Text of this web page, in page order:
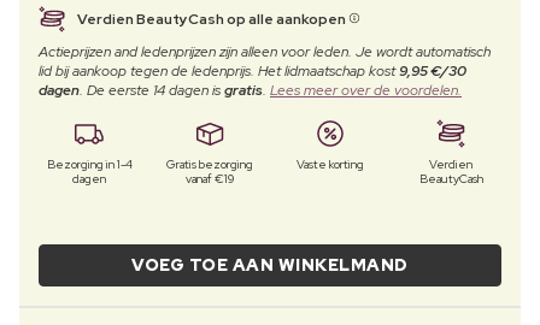
Verdien BeautyCash op alle aankopen
Actieprijzen and ledenprijzen zijn alleen voor leden. Je wordt automatisch
lid bij aankoop tegen de ledenprijs. Het lidmaatschap kost9,95 €/30
dagen. De eerste 14 dagen isgratis. Lees meer over de voordelen.
Bezorging in 1-4
dagen
Gratis bezorging
vanaf €19
Vaste korting
Verdien
BeautyCash
VOEG TOE AAN WINKELMAND